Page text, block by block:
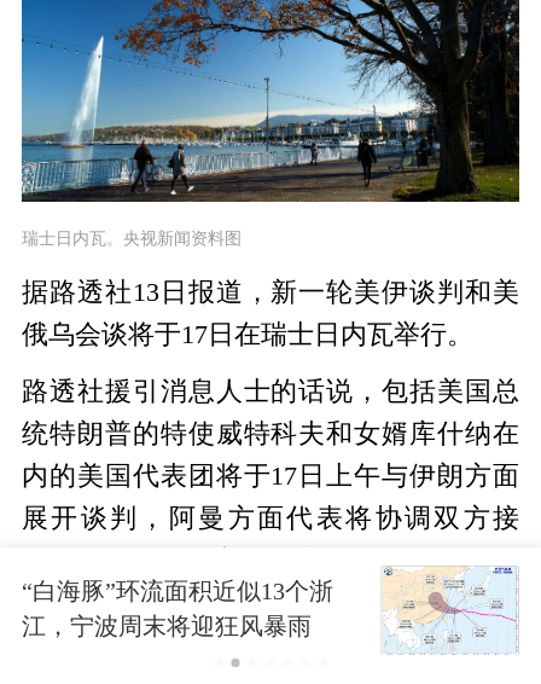
瑞士日内瓦。央视新闻资料图
据路透社13日报道，新一轮美伊谈判和美
俄乌会谈将于17日在瑞士日内瓦举行。
路透社援引消息人士的话说，包括美国总
统特朗普的特使威特科夫和女婿库什纳在
内的美国代表团将于17日上午与伊朗方面
展开谈判，阿曼方面代表将协调双方接
触。当天下午，美国代表团将与俄罗斯和
乌克兰的代表举行三方会谈。
俄总统新闻秘书佩斯科夫13日早些时候表
“白海豚”环流面积近似13个浙
江，宁波周末将迎狂风暴雨